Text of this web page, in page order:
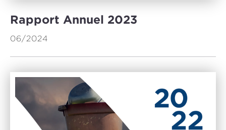
Rapport Annuel 2023
06/2024